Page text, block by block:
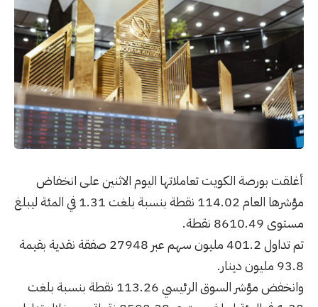
أغلقت بورصة الكويت تعاملاتها اليوم الاثنين على انخفاض
مؤشرها العام 114.02 نقطة بنسبة بلغت 1.31 في المئة ليبلغ
مستوى 8610.49 نقطة.
تم تداول 401.2 مليون سهم عبر 27948 صفقة نقدية بقيمة
93.8 مليون دينار.
وانخفض مؤشر السوق الرئيسي 113.26 نقطة بنسبة بلغت